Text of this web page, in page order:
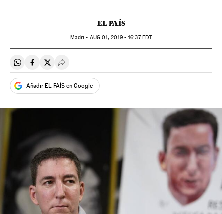
EL PAÍS
Madri - AUG 01, 2019 - 16:37EDT
Compartir en Whatsapp
Compartir en Facebook
Compartir en Twitter
Desplegar Redes Sociales
Añadir EL PAÍS en Google